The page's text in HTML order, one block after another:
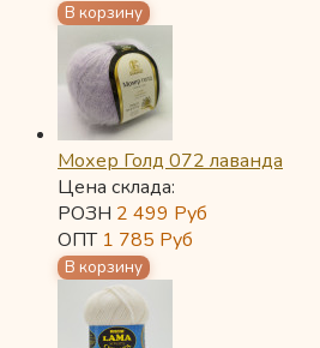
Мохер Голд 072 лаванда
Цена склада:
РОЗН 2 499 Руб
ОПТ 1 785 Руб